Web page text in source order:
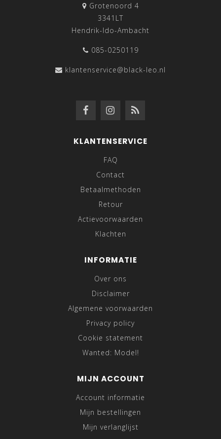
Grotenoord 4
3341LT
Hendrik-Ido-Ambacht
085-0250119
klantenservice@black-leo.nl
KLANTENSERVICE
FAQ
Contact
Betaalmethoden
Retour
Actievoorwaarden
Klachten
INFORMATIE
Over ons
Disclaimer
Algemene voorwaarden
Privacy policy
Cookie statement
Wanted: Model!
MIJN ACCOUNT
Account informatie
Mijn bestellingen
Mijn verlanglijst